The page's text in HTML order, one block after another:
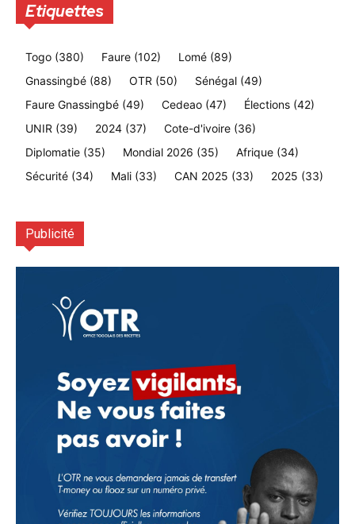
Etiquettes
Togo (380) Faure (102) Lomé (89)
Gnassingbé (88) OTR (50) Sénégal (49)
Faure Gnassingbé (49) Cedeao (47) Élections (42)
UNIR (39) 2024 (37) Cote-d'ivoire (36)
Diplomatie (35) Mondial 2026 (35) Afrique (34)
Sécurité (34) Mali (33) CAN 2025 (33) 2025 (33)
Publicité